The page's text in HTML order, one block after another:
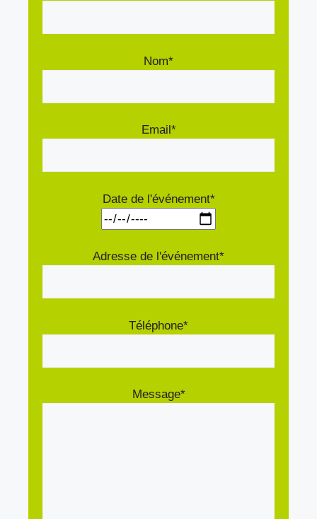
Nom*
Email*
Date de l'événement*
Adresse de l'événement*
Téléphone*
Message*